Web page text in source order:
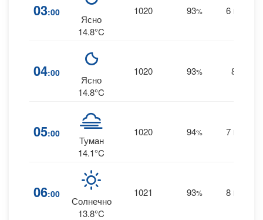
03:00
Ясно
14.8°C
1020 93% 6
04:00
Ясно
14.8°C
1020 93% 8
05:00
Туман
14.1°C
1020 94% 7
06:00
Солнечно
13.8°C
1021 93% 8